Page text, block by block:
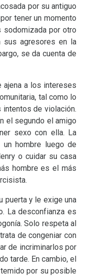
por su antiguo
tener un momento
sodomizada por otro
sus agresores en la
se da cuenta de
ajena a los intereses
tal como lo
de violación.
el segundo el amigo
sexo con ella. La
hombre luego de
o cuidar su casa
hombre es el más
puerta y le exige una
La desconfianza es
Solo respeta al
de congeniar con
de incriminarlos por
tarde. En cambio, el
por su posible